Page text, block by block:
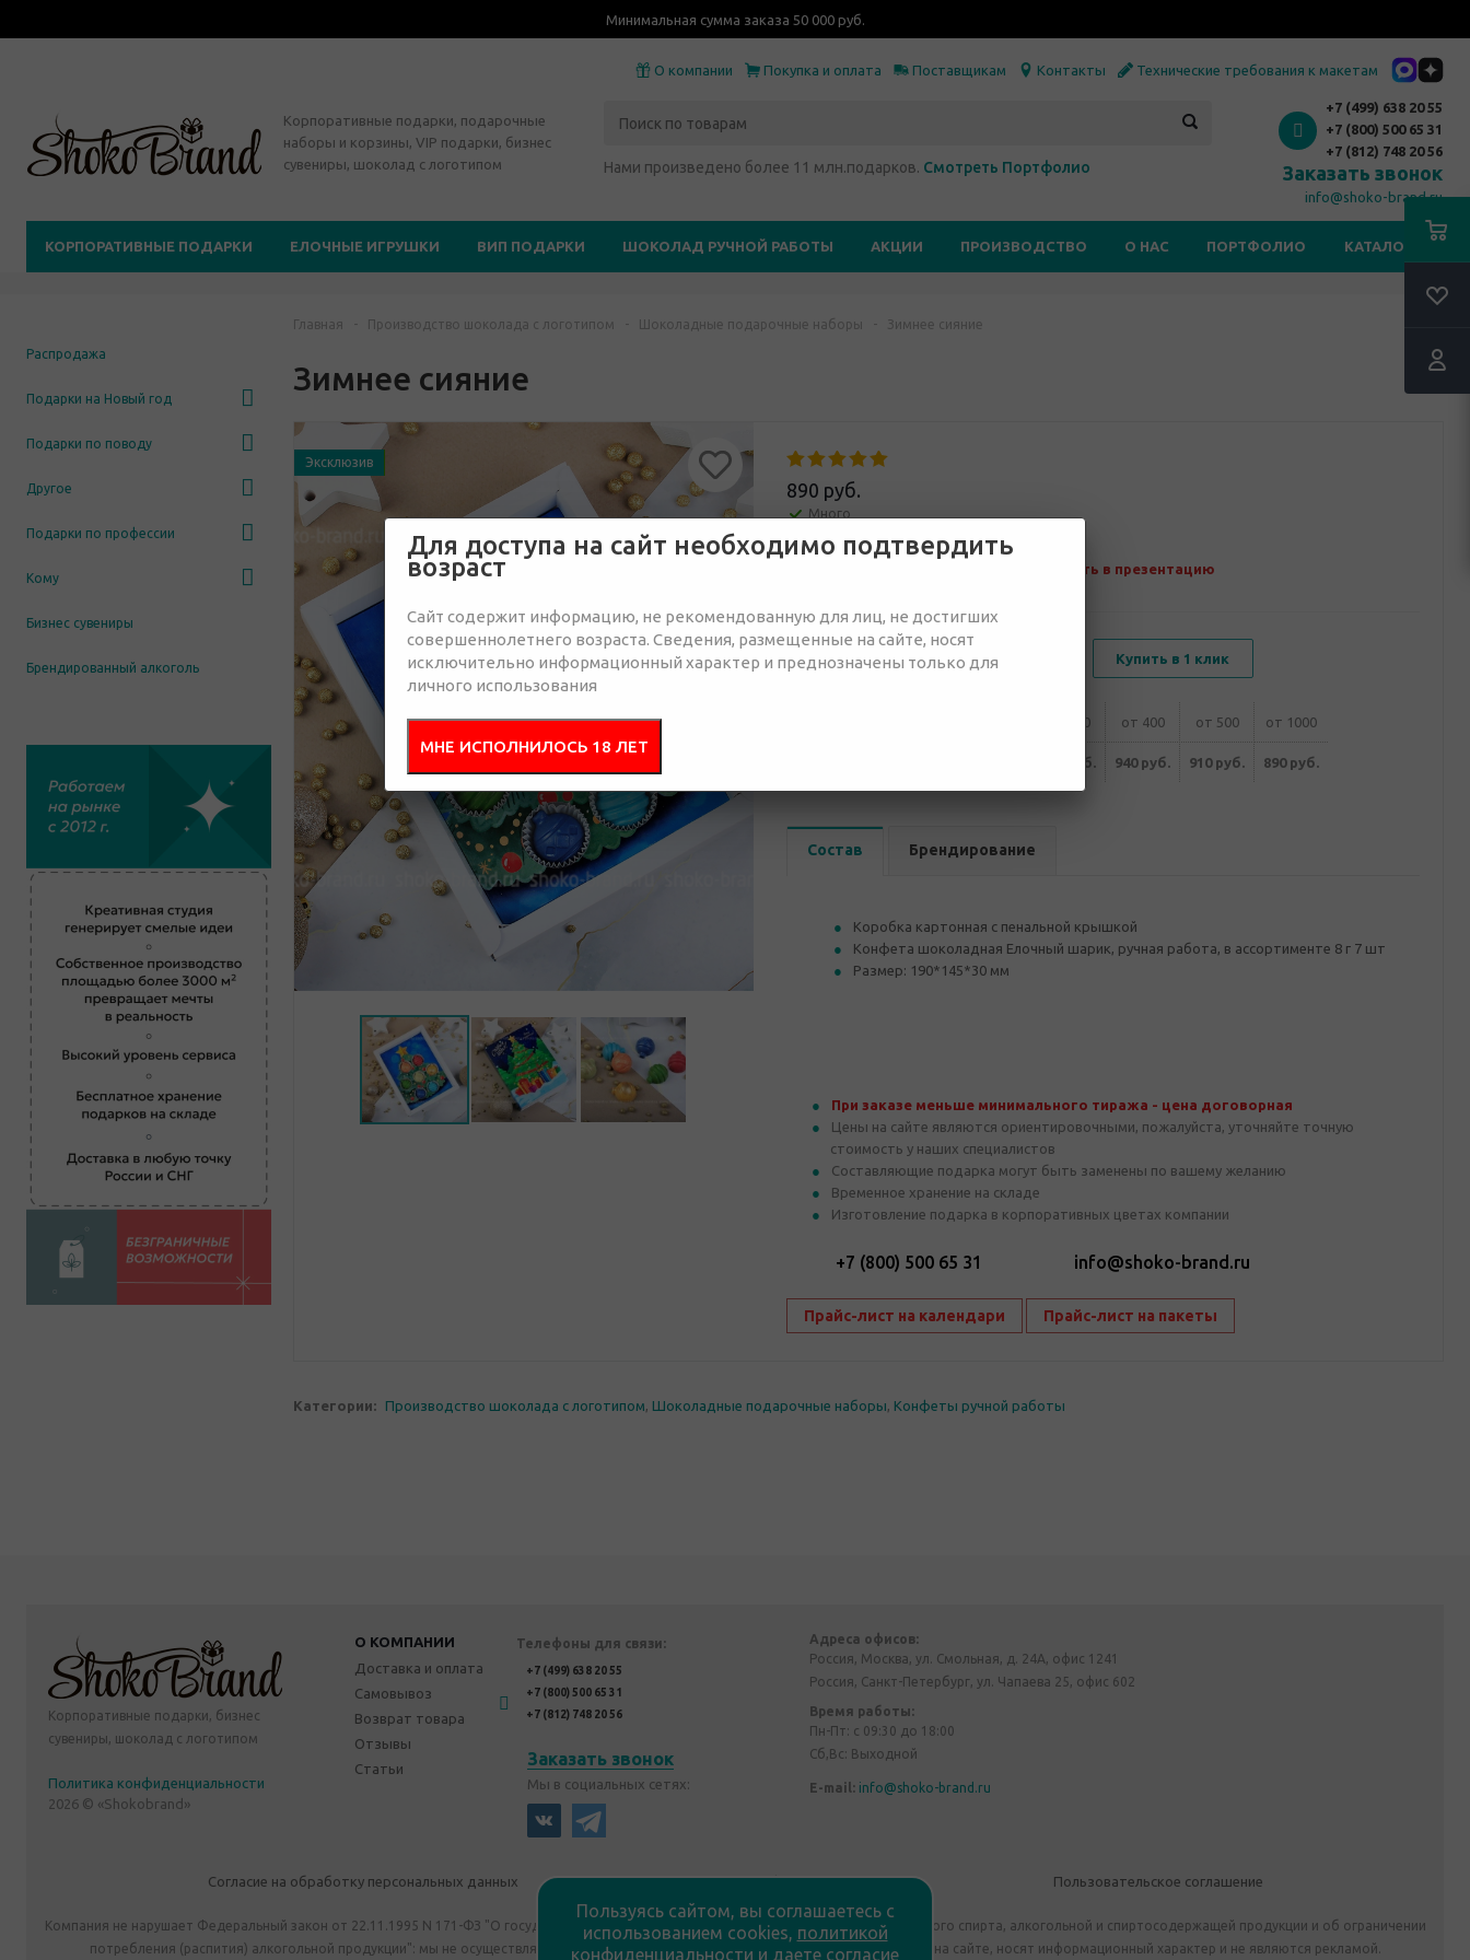
Минимальная сумма заказа 50 000 руб.
О компании Покупка и оплата Поставщикам Контакты Технические требования к макетам
Корпоративные подарки, подарочные
наборы и корзины, VIP подарки, бизнес
сувениры, шоколад с логотипом
Нами произведено более 11 млн.подарков. Смотреть Портфолио
+7 (499) 638 20 55
+7 (800) 500 65 31
+7 (812) 748 20 56
Заказать звонок
info@shoko-brand.ru
КОРПОРАТИВНЫЕ ПОДАРКИ ЕЛОЧНЫЕ ИГРУШКИ ВИП ПОДАРКИ ШОКОЛАД РУЧНОЙ РАБОТЫ АКЦИИ ПРОИЗВОДСТВО О НАС ПОРТФОЛИО КАТАЛОГИ
Распродажа
Подарки на Новый год
Подарки по поводу
Другое
Подарки по профессии
Кому
Бизнес сувениры
Брендированный алкоголь
Главная - Производство шоколада с логотипом - Шоколадные подарочные наборы - Зимнее сияние
Зимнее сияние
Эксклюзив
890 руб.
Много
Добавить в презентацию
В корзину Купить в 1 клик
от 300 от 400 от 500 от 1000
960 руб. 940 руб. 910 руб. 890 руб.
Состав Брендирование
Коробка картонная с пенальной крышкой
Конфета шоколадная Елочный шарик, ручная работа, в ассортименте 8 г 7 шт
Размер: 190*145*30 мм
При заказе меньше минимального тиража - цена договорная
Цены на сайте являются ориентировочными, пожалуйста, уточняйте точную
стоимость у наших специалистов
Составляющие подарка могут быть заменены по вашему желанию
Временное хранение на складе
Изготовление подарка в корпоративных цветах компании
+7 (800) 500 65 31 info@shoko-brand.ru
Прайс-лист на календари Прайс-лист на пакеты
Категории: Производство шоколада с логотипом, Шоколадные подарочные наборы, Конфеты ручной работы
Корпоративные подарки, бизнес
сувениры, шоколад с логотипом
Политика конфиденциальности
2026 © «Shokobrand»
О КОМПАНИИ
Доставка и оплата
Самовывоз
Возврат товара
Отзывы
Статьи
Телефоны для связи:
+7 (499) 638 20 55
+7 (800) 500 65 31
+7 (812) 748 20 56
Заказать звонок
Мы в социальных сетях:
Адреса офисов:
Россия, Москва, ул. Смольная, д. 24А, офис 1241
Россия, Санкт-Петербург, ул. Чапаева 25, офис 602
Время работы:
Пн-Пт: с 09:30 до 18:00
Сб,Вс: Выходной
E-mail: info@shoko-brand.ru
Согласие на обработку персональных данных Политика конфиденциальности Пользовательское соглашение
Компания не нарушает Федеральный закон от 22.11.1995 N 171-ФЗ "О государственном регулировании производства и оборота этилового спирта, алкогольной и спиртосодержащей продукции и об ограничении
потребления (распития) алкогольной продукции": мы не осуществляем дистанционную торговлю. Все материалы, размещенные на сайте, носят информационный характер и не являются рекламой.
Для доступа на сайт необходимо подтвердить
возраст
Сайт содержит информацию, не рекомендованную для лиц, не достигших
совершеннолетнего возраста. Сведения, размещенные на сайте, носят
исключительно информационный характер и преднозначены только для
личного использования
МНЕ ИСПОЛНИЛОСЬ 18 ЛЕТ
Пользуясь сайтом, вы соглашаетесь с
использованием cookies, политикой
конфиденциальности и даете согласие